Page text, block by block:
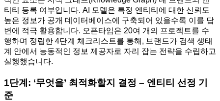
티티 등록 여부입니다. AI 모델은 특정 엔티티에 대한 신뢰도
높은 정보가 공개 데이터베이스에 구축되어 있을수록 이를 답
변에 적극 활용합니다. 오픈타임은 20여 개의 프로젝트를 수
행하며 정립한 4단계 체크리스트를 통해, 브랜드가 검색 생태
계 안에서 능동적인 정보 제공자로 자리 잡는 전략을 수립하고
실행했습니다.
1단계: ‘무엇을’ 최적화할지 결정 – 엔티티 선정 기
준